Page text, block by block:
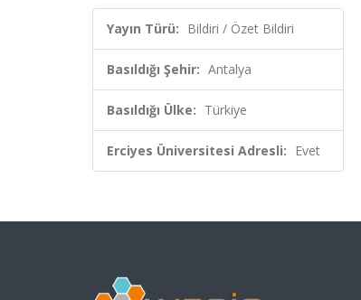
Yayın Türü: Bildiri / Özet Bildiri
Basıldığı Şehir: Antalya
Basıldığı Ülke: Türkiye
Erciyes Üniversitesi Adresli: Evet